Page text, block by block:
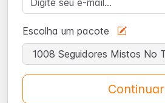
Escolha um pacote
Continuar